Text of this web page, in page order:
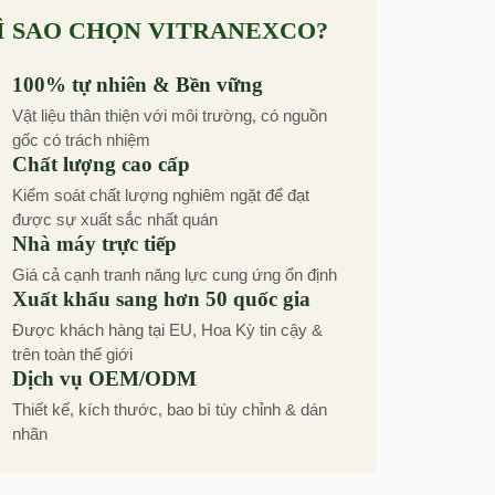
SAO CHỌN VITRANEXCO?
100% tự nhiên & Bền vững
Vật liệu thân thiện với môi trường, có nguồn
gốc có trách nhiệm
Chất lượng cao cấp
Kiểm soát chất lượng nghiêm ngặt để đạt
được sự xuất sắc nhất quán
Nhà máy trực tiếp
Giá cả cạnh tranh năng lực cung ứng ổn định
Xuất khẩu sang hơn 50 quốc gia
Được khách hàng tại EU, Hoa Kỳ tin cậy &
trên toàn thế giới
Dịch vụ OEM/ODM
Thiết kế, kích thước, bao bì tùy chỉnh & dán
nhãn